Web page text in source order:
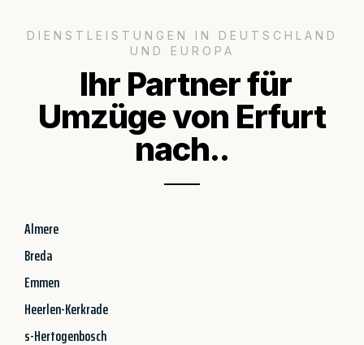
DIENSTLEISTUNGEN IN DEUTSCHLAND
UND EUROPA
Ihr Partner für
Umzüge von Erfurt
nach..
Almere
Breda
Emmen
Heerlen-Kerkrade
s-Hertogenbosch